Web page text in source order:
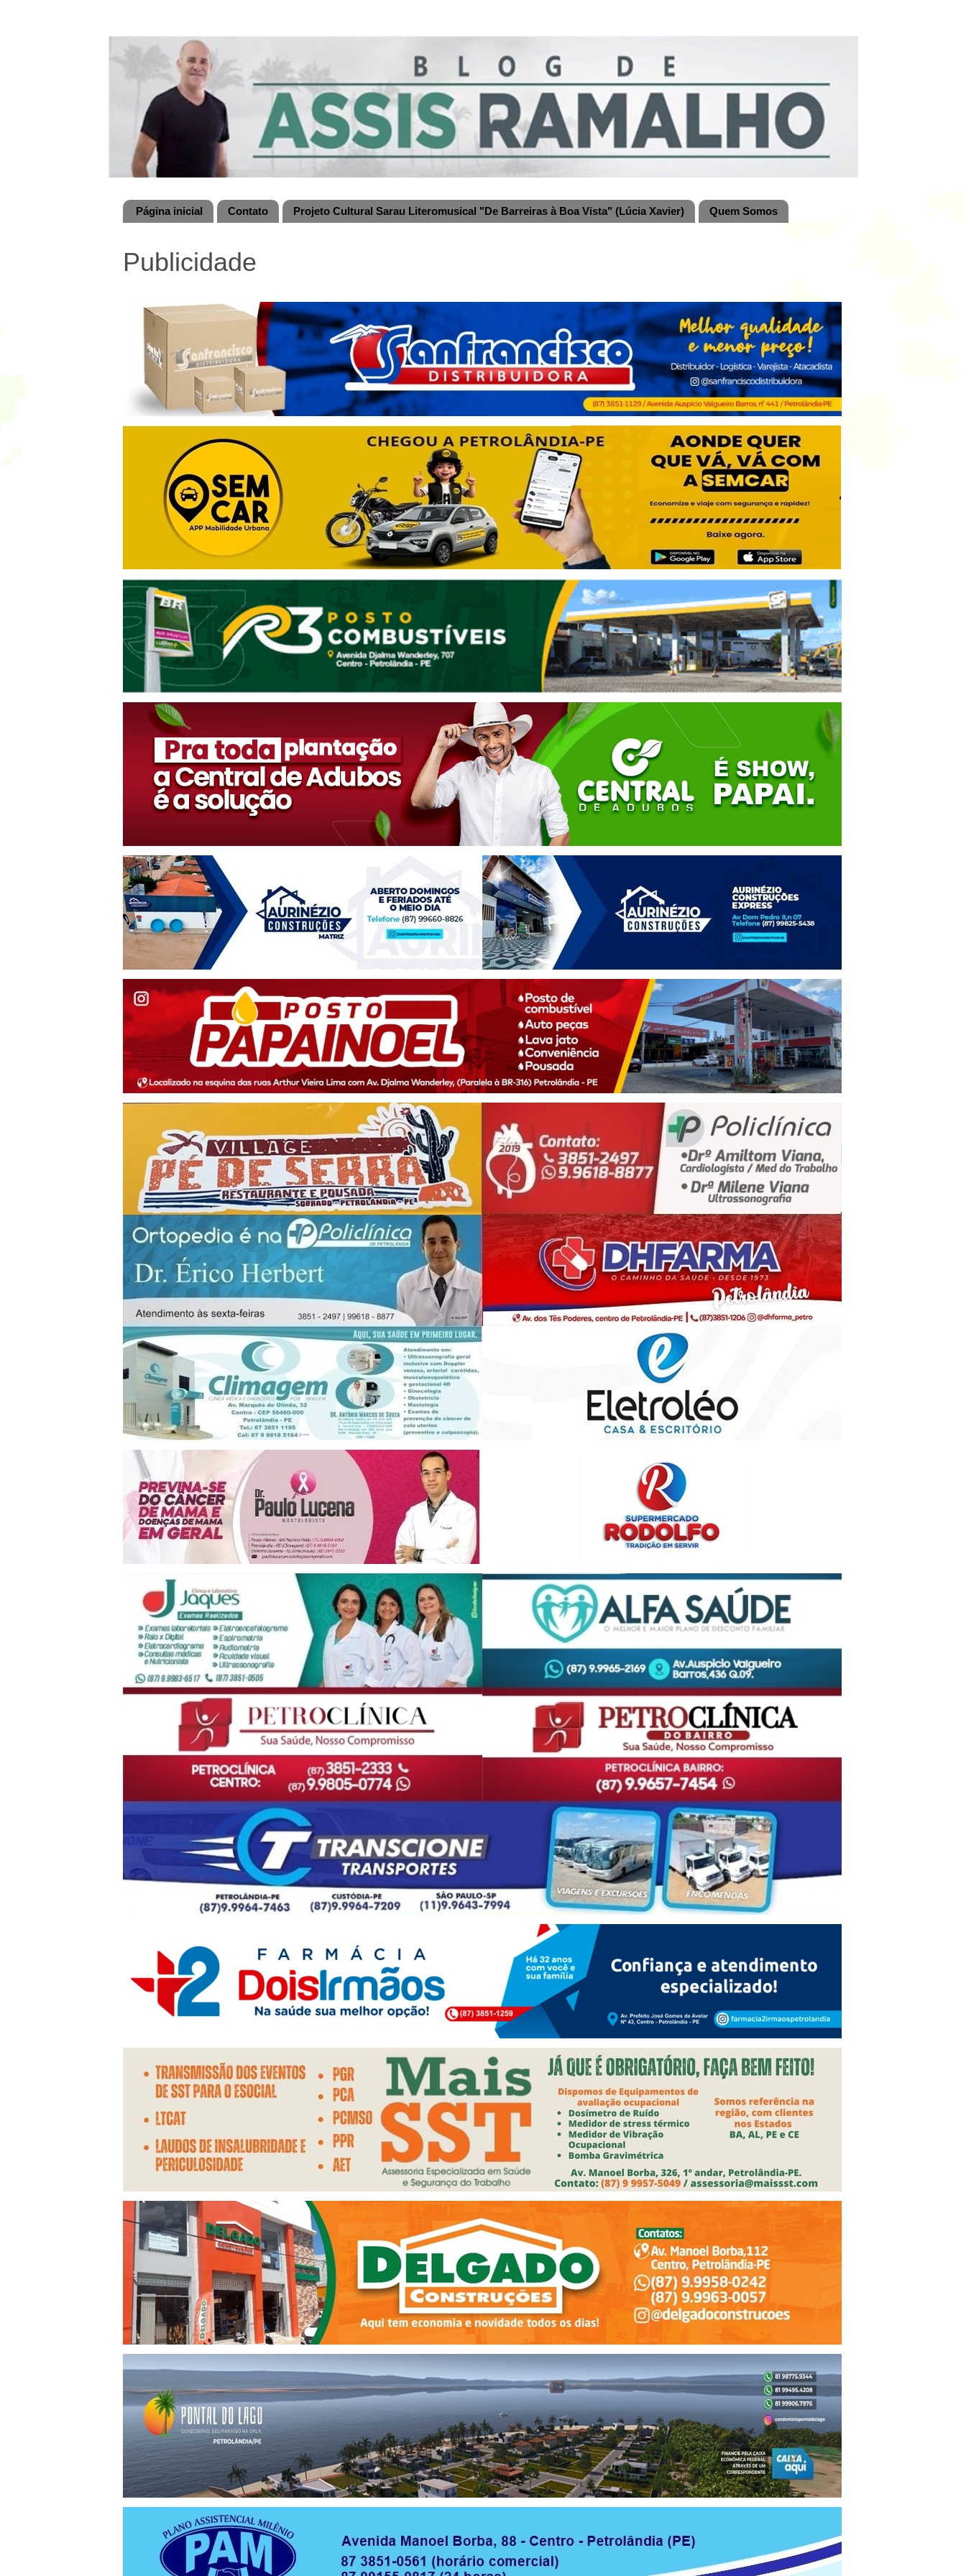
Página inicial Contato Projeto Cultural Sarau Literomusical "De Barreiras à Boa Vista" (Lúcia Xavier) Quem Somos
Publicidade